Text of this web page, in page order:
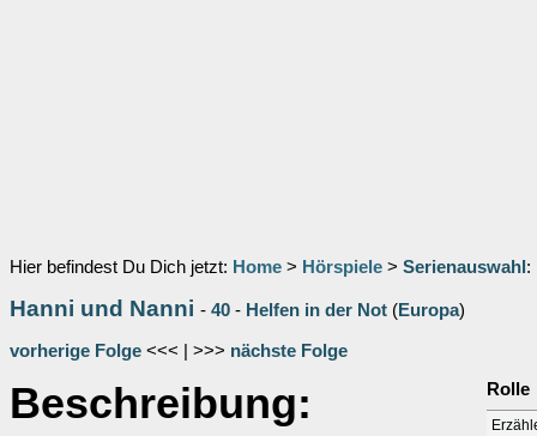
Hier befindest Du Dich jetzt: Home > Hörspiele > Serienauswahl :
Hanni und Nanni - 40 - Helfen in der Not (Europa)
vorherige Folge <<< | >>> nächste Folge
Beschreibung: Rolle